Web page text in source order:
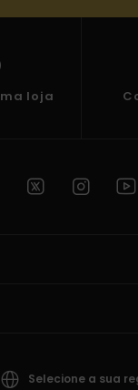
loja
Selecione a sua